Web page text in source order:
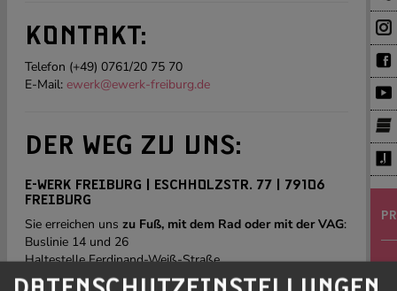
KONTAKT:
Telefon (+49) 0761/20 75 70
E-Mail: ewerk@ewerk-freiburg.de
DER WEG ZU UNS:
E-WERK FREIBURG | ESCHHOLZSTR. 77 | 79106
FREIBURG
Sie erreichen uns zu Fuß, mit dem Rad oder mit der VAG:
Buslinie 14 und 26
Haltestelle Ferdinand-Weiß-Straße.
Mit dem Autovon der A5 kommend, Abfahrt Freiburg